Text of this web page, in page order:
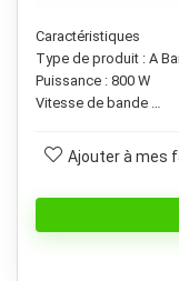
Caractéristiques
Type de produit : A
Puissance : 800 W
Vitesse de bande …
Ajouter à mes